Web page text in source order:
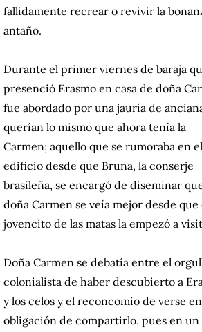
fallidamente recrear o revivir la
antaño.
Durante el primer viernes de baraja
presenció Erasmo en casa de doña
fue abordado por una jauría de
querían lo mismo que ahora tenía la
Carmen; aquello que se rumoraba en el
edificio desde que Bruna, la conserje
brasileña, se encargó de diseminar
doña Carmen se veía mejor desde que
jovencito de las matas la empezó a
Doña Carmen se debatía entre el
colonialista de haber descubierto a
y los celos y el reconcomio de verse
obligación de compartirlo, pues en un